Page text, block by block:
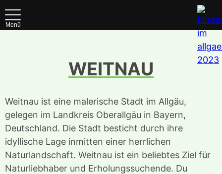
Menü
WEITNAU
Weitnau ist eine malerische Stadt im Allgäu,
gelegen im Landkreis Oberallgäu in Bayern,
Deutschland. Die Stadt besticht durch ihre
idyllische Lage inmitten einer herrlichen
Naturlandschaft. Weitnau ist ein beliebtes Ziel für
Naturliebhaber und Erholungssuchende. Du